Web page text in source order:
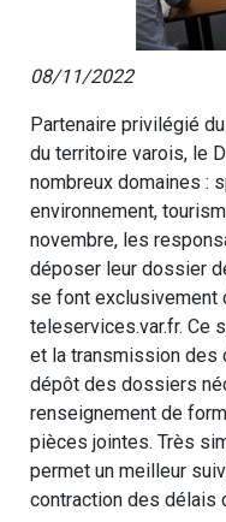
08/11/2022
Partenaire privilégié
du territoire varois, le
nombreux domaines :
environnement,
novembre, les
déposer leur dossier
se font exclusivement
teleservices.var.fr. Ce
et la transmission des
dépôt des dossiers
renseignement de
pièces jointes. Très
permet un meilleur
contraction des délais